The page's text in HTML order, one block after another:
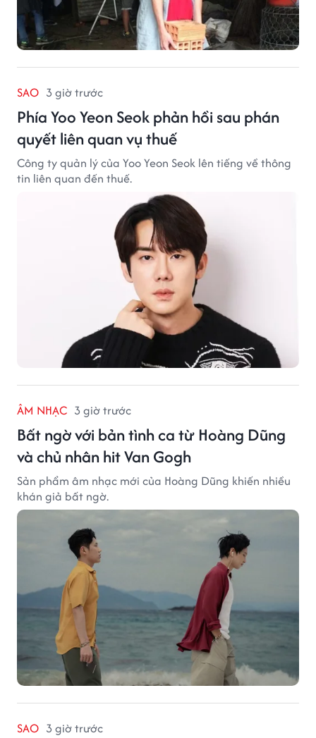
SAO 3 giờ trước
Phía Yoo Yeon Seok phản hồi sau phán
quyết liên quan vụ thuế
Công ty quản lý của Yoo Yeon Seok lên tiếng về thông
tin liên quan đến thuế.
ÂM NHẠC 3 giờ trước
Bất ngờ với bản tình ca từ Hoàng Dũng
và chủ nhân hit Van Gogh
Sản phẩm âm nhạc mới của Hoàng Dũng khiến nhiều
khán giả bất ngờ.
SAO 3 giờ trước